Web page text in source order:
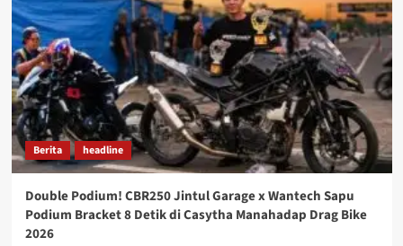
Berita headline
Double Podium! CBR250 Jintul Garage x Wantech Sapu
Podium Bracket 8 Detik di Casytha Manahadap Drag Bike
2026